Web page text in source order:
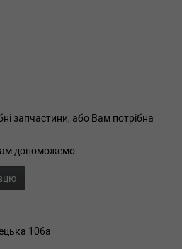
запчастини, або Вам потрібна
допоможемо
106а